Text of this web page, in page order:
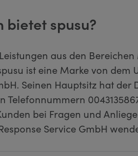
bietet spusu?
aus den
ist eine Marke von dem
Seinen Hauptsitz hat der
Telefonnummern
bei Fragen und
Service GmbH